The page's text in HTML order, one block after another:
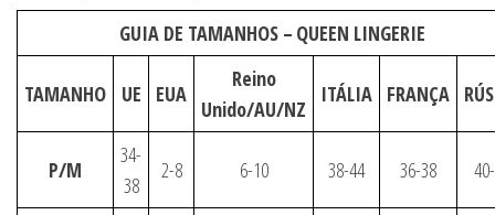
GUIA DE TAMANHOS – QUEEN LINGERIE
TAMANHO UE EUA
Reino
Unido/AU/NZ
ITÁLIA FRANÇA
P/M
34-
38
2-8 6-10 38-44 36-38